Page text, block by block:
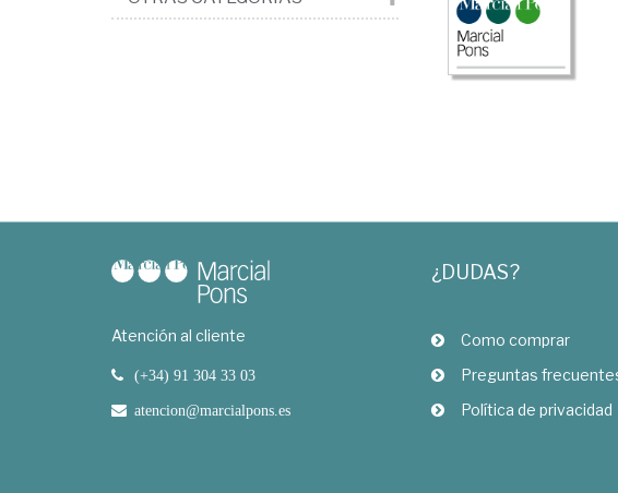
Atención al cliente
(+34) 91 304 33 03
atencion@marcialpons.es
¿DUDAS?
Como comprar
Preguntas
Política de privacidad